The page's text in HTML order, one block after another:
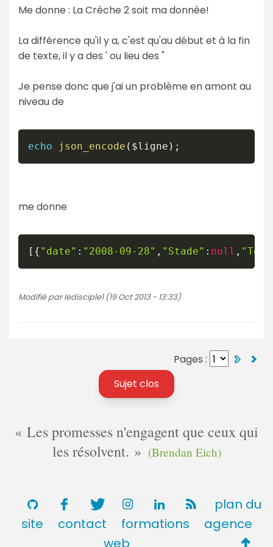
Me donne : La Crèche 2 soit ma donnée!
La différence qu'il y a, c'est qu'au début et à la fin
de texte, il y a des ' ou lieu des "
Je pense donc que j'ai un problème en amont au
niveau de
echo json_encode ( $ligne ) ;
me donne
[ { "date" : "2008-09-28" , "Stade" : null ,
Modifié par ledisciple1 (19 Oct 2013 - 13:33)
Pages :
Sujet clos
Les promesses n'engagent que ceux qui
les résolvent.
(Brendan Eich)
plan du
site
contact formations
agence
web